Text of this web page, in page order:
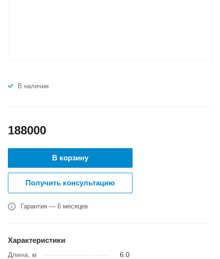
В наличии
188000
В корзину
Получить консультацию
Гарантия — 6 месяцев
Характеристики
Длина, м
6.0